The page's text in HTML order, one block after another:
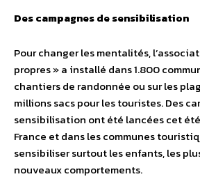
Des campagnes de sensibilisation
Pour changer les mentalités,
propres » a installé dans 1.800
chantiers de randonnée ou sur les
millions sacs pour les touristes. Des
sensibilisation ont été lancées cet
France et dans les communes
sensibiliser surtout les enfants, les
nouveaux comportements.